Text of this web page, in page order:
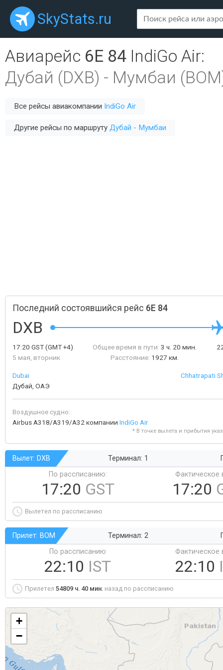
SkyStats.ru
Авиарейс 6E 84 IndiGo Air:
Дубай (DXB) - Мумбаи
Все рейсы авиакомпании IndiGo Air
Другие рейсы по маршруту Дубай - Мумбаи
Последний состоявшийся рейс 6E 84
DXB
17:20 GST(GMT +4)
5 мая, вторник
Общее время в пути: 3 ч. 20 мин.
Расстояние: 1927 км.
Dubai
Дубай, ОАЭ
Chhatrapati
Воздушное судно:
Airbus A318/A319/A32 компании IndiGo Air
* В точке вылета и прибытия
Вылет: DXB Терминал: 1
По рассписанию:
17:20 GST
Фактическое
17:20
Вылетел по рассписанию
Прилет: BOM Терминал: 2
По рассписанию
22:10 IST
Фактическое
22:10
Прилетел 54809 ч. 40 мин. назад по рассписанию
+
−